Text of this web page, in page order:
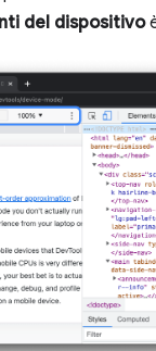
del dispositivo